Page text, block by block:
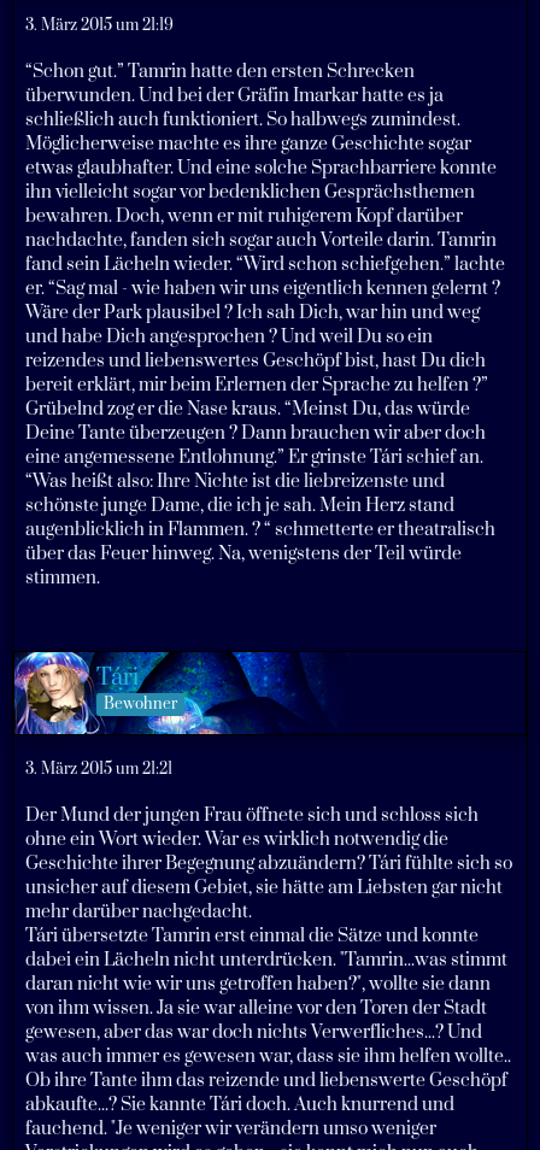
3. März 2015 um 21:19
“Schon gut.” Tamrin hatte den ersten Schrecken
überwunden. Und bei der Gräfin Imarkar hatte es ja
schließlich auch funktioniert. So halbwegs zumindest.
Möglicherweise machte es ihre ganze Geschichte sogar
etwas glaubhafter. Und eine solche Sprachbarriere konnte
ihn vielleicht sogar vor bedenklichen Gesprächsthemen
bewahren. Doch, wenn er mit ruhigerem Kopf darüber
nachdachte, fanden sich sogar auch Vorteile darin. Tamrin
fand sein Lächeln wieder. “Wird schon schiefgehen.” lachte
er. “Sag mal - wie haben wir uns eigentlich kennen gelernt ?
Wäre der Park plausibel ? Ich sah Dich, war hin und weg
und habe Dich angesprochen ? Und weil Du so ein
reizendes und liebenswertes Geschöpf bist, hast Du dich
bereit erklärt, mir beim Erlernen der Sprache zu helfen ?”
Grübelnd zog er die Nase kraus. “Meinst Du, das würde
Deine Tante überzeugen ? Dann brauchen wir aber doch
eine angemessene Entlohnung.” Er grinste Tári schief an.
“Was heißt also: Ihre Nichte ist die liebreizenste und
schönste junge Dame, die ich je sah. Mein Herz stand
augenblicklich in Flammen. ? “ schmetterte er theatralisch
über das Feuer hinweg. Na, wenigstens der Teil würde
stimmen.
Tári
Bewohner
3. März 2015 um 21:21
Der Mund der jungen Frau öffnete sich und schloss sich
ohne ein Wort wieder. War es wirklich notwendig die
Geschichte ihrer Begegnung abzuändern? Tári fühlte sich so
unsicher auf diesem Gebiet, sie hätte am Liebsten gar nicht
mehr darüber nachgedacht.
Tári übersetzte Tamrin erst einmal die Sätze und konnte
dabei ein Lächeln nicht unterdrücken. "Tamrin...was stimmt
daran nicht wie wir uns getroffen haben?", wollte sie dann
von ihm wissen. Ja sie war alleine vor den Toren der Stadt
gewesen, aber das war doch nichts Verwerfliches...? Und
was auch immer es gewesen war, dass sie ihm helfen wollte..
Ob ihre Tante ihm das reizende und liebenswerte Geschöpf
abkaufte...? Sie kannte Tári doch. Auch knurrend und
fauchend. "Je weniger wir verändern umso weniger